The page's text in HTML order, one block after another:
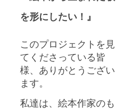
を形にしたい！』
このプロジェクトを見
てくださっている皆
様、 ありがとうござい
ます。
私達は、絵本作家のも